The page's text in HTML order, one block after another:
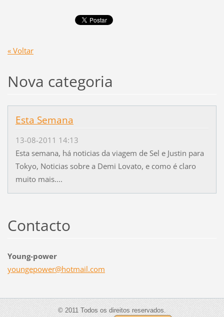
« Voltar
Nova categoria
Esta Semana
13-08-2011 14:13
Esta semana, há noticias da viagem de Sel e Justin para
Tokyo, Noticias sobre a Demi Lovato, e como é claro
muito mais....
Contacto
Young-power
youngepower@hotmail.com
© 2011 Todos os direitos reservados.